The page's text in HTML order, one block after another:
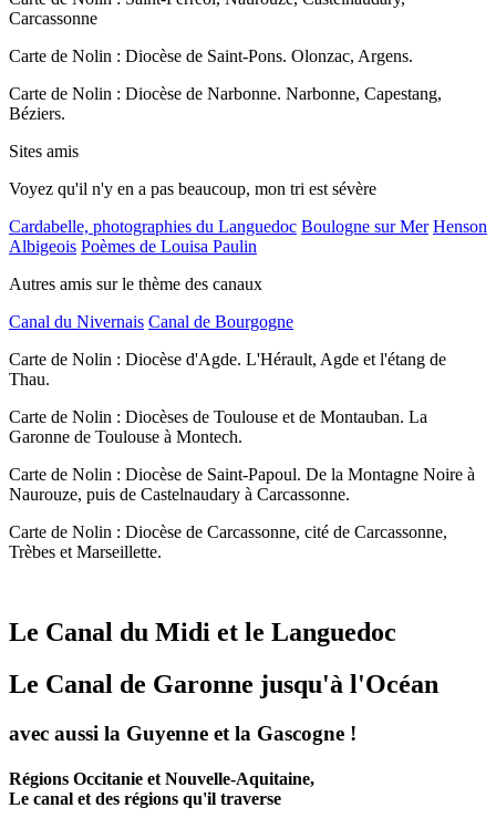
Carcassonne
Carte de Nolin : Diocèse de Saint-Pons. Olonzac, Argens.
Carte de Nolin : Diocèse de Narbonne. Narbonne, Capestang,
Béziers.
Sites amis
Voyez qu'il n'y en a pas beaucoup, mon tri est sévère
Cardabelle, photographies du Languedoc Boulogne sur Mer Henson
Albigeois Poèmes de Louisa Paulin
Autres amis sur le thème des canaux
Canal du Nivernais Canal de Bourgogne
Carte de Nolin : Diocèse d'Agde. L'Hérault, Agde et l'étang de
Thau.
Carte de Nolin : Diocèses de Toulouse et de Montauban. La
Garonne de Toulouse à Montech.
Carte de Nolin : Diocèse de Saint-Papoul. De la Montagne Noire à
Naurouze, puis de Castelnaudary à Carcassonne.
Carte de Nolin : Diocèse de Carcassonne, cité de Carcassonne,
Trèbes et Marseillette.
Le Canal du Midi et le Languedoc
Le Canal de Garonne jusqu'à l'Océan
avec aussi la Guyenne et la Gascogne !
Régions Occitanie et Nouvelle-Aquitaine,
Le canal et des régions qu'il traverse